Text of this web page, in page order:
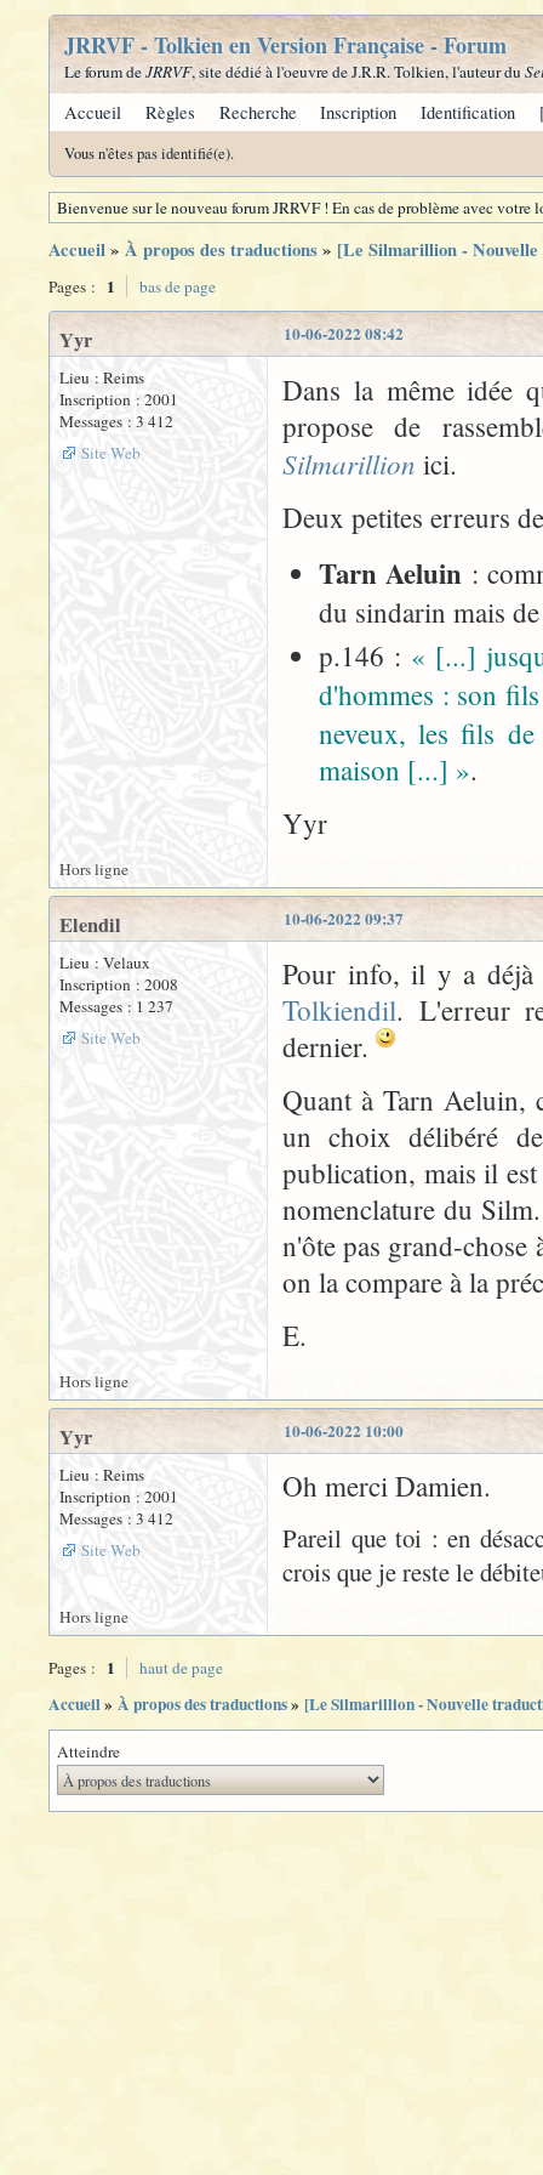
JRRVF - Tolkien en Version Française - Forum
Le forum deJRRVF, site dédié à l'oeuvre de J.R.R. Tolkien, l'auteur du
Accueil Règles Recherche Inscription Identification
Vous n'êtes pas identifié(e).
Bienvenue sur le nouveau forum JRRVF ! En cas de problème avec
Accueil» À propos des traductions» [Le Silmarillion -
Pages : 1 bas de page
10-06-2022 08:42
Yyr
Lieu : Reims
Inscription : 2001
Messages : 3 412
Site Web
Dans la même idée
propose de
Silmarillion ici.
Deux petites erreurs
Tarn Aeluin :
du sindarin mais
p.146 : « [...]
d'hommes : son
neveux, les fils
maison [...] ».
Yyr
Hors ligne
10-06-2022 09:37
Elendil
Lieu : Velaux
Inscription : 2008
Messages : 1 237
Site Web
Pour info, il y a déjà
Tolkiendil. L'erreur
dernier.
Quant à Tarn Aeluin,
un choix délibéré
publication, mais il
nomenclature du
n'ôte pas grand-chose
on la compare à la
E.
Hors ligne
10-06-2022 10:00
Yyr
Lieu : Reims
Inscription : 2001
Messages : 3 412
Site Web
Oh merci Damien.
Pareil que toi : en
crois que je reste le
Hors ligne
Pages : 1 haut de page
Accueil» À propos des traductions» [Le Silmarillion - Nouvelle
Atteindre